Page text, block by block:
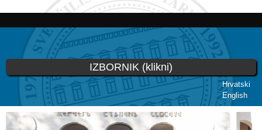
Skoči
glavni
sadržaj
Hrvatski
English
IZBORNIK (klikni)
Vi ste ovdje